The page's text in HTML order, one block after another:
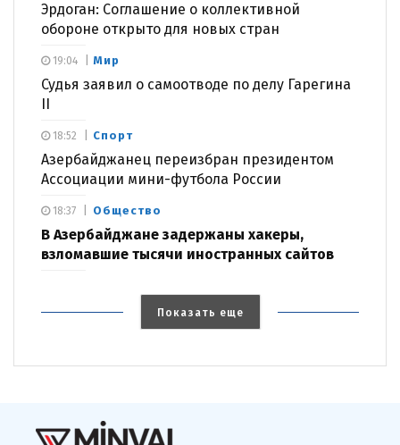
Эрдоган: Соглашение о коллективной
обороне открыто для новых стран
Мир
Судья заявил о самоотводе по делу Гарегина
19:04
Спорт
Азербайджанец переизбран президентом
Ассоциации мини-футбола России
18:52
Общество
В Азербайджане задержаны хакеры,
взломавшие тысячи иностранных сайтов
18:37
Показать еще